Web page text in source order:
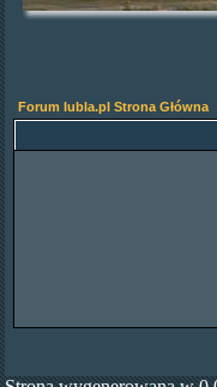
Forum lubla.pl Strona Główna